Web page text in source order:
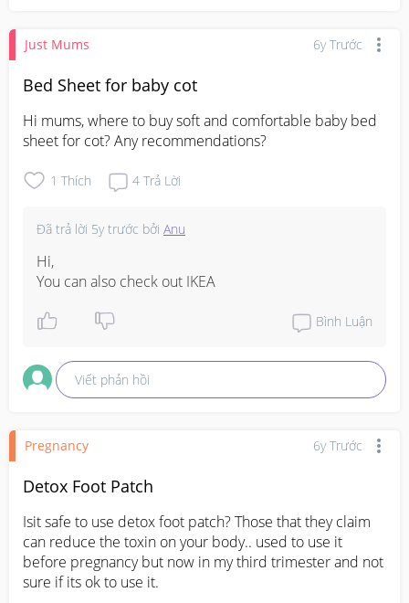
Just Mums 6y Trước
Bed Sheet for baby cot
Hi mums, where to buy soft and comfortable baby bed
sheet for cot? Any recommendations?
1 Thích 4 Trả Lời
Đã trả lời 5y trước bởi Anu
Hi,
You can also check out IKEA
Bình Luận
Viết phản hồi
Pregnancy 6y Trước
Detox Foot Patch
Isit safe to use detox foot patch? Those that they claim
can reduce the toxin on your body.. used to use it
before pregnancy but now in my third trimester and not
sure if its ok to use it.